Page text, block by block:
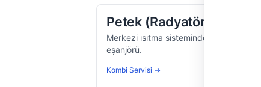
Petek (Radyatör)
Merkezi ısıtma sisteminde odaları
eşanjörü.
Kombi Servisi →